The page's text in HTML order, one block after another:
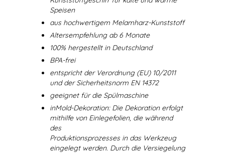
Speisen
aus hochwertigem Melamharz-Kunststoff
Altersempfehlung ab 6 Monate
100% hergestellt in Deutschland
BPA-frei
entspricht der Verordnung (EU) 10/2011
und der Sicherheitsnorm EN 14372
geeignet für die Spülmaschine
inMold-Dekoration: Die Dekoration erfolgt
mithilfe von Einlegefolien, die während
des
Produktionsprozesses in das Werkzeug
eingelegt werden. Durch die Versiegelung